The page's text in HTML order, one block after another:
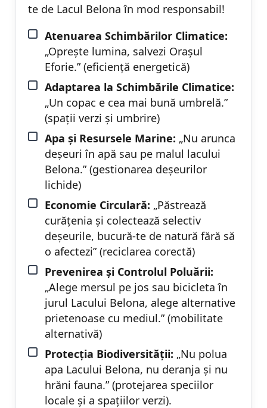
te de Lacul Belona în mod responsabil!
Atenuarea Schimbărilor Climatice:
„Oprește lumina, salvezi Orașul
Eforie.” (eficiență energetică)
Adaptarea la Schimbările Climatice:
„Un copac e cea mai bună umbrelă.”
(spații verzi și umbrire)
Apa și Resursele Marine: „Nu arunca
deșeuri în apă sau pe malul lacului
Belona.” (gestionarea deșeurilor
lichide)
Economie Circulară: „Păstrează
curățenia și colectează selectiv
deșeurile, bucură-te de natură fără să
o afectezi” (reciclarea corectă)
Prevenirea și Controlul Poluării:
„Alege mersul pe jos sau bicicleta în
jurul Lacului Belona, alege alternative
prietenoase cu mediul.” (mobilitate
alternativă)
Protecția Biodiversității: „Nu polua
apa Lacului Belona, nu deranja și nu
hrăni fauna.” (protejarea speciilor
locale și a spațiilor verzi).